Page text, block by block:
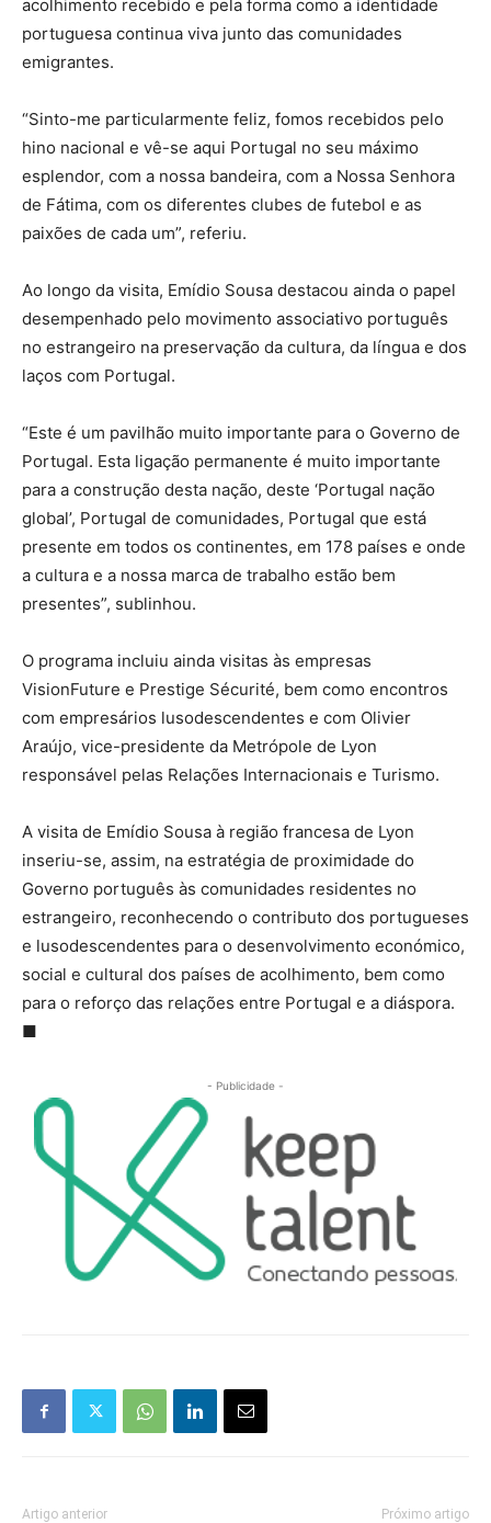
acolhimento recebido e pela forma como a identidade
portuguesa continua viva junto das comunidades
emigrantes.
“Sinto-me particularmente feliz, fomos recebidos pelo
hino nacional e vê-se aqui Portugal no seu máximo
esplendor, com a nossa bandeira, com a Nossa Senhora
de Fátima, com os diferentes clubes de futebol e as
paixões de cada um”, referiu.
Ao longo da visita, Emídio Sousa destacou ainda o papel
desempenhado pelo movimento associativo português
no estrangeiro na preservação da cultura, da língua e dos
laços com Portugal.
“Este é um pavilhão muito importante para o Governo de
Portugal. Esta ligação permanente é muito importante
para a construção desta nação, deste ‘Portugal nação
global’, Portugal de comunidades, Portugal que está
presente em todos os continentes, em 178 países e onde
a cultura e a nossa marca de trabalho estão bem
presentes”, sublinhou.
O programa incluiu ainda visitas às empresas
VisionFuture e Prestige Sécurité, bem como encontros
com empresários lusodescendentes e com Olivier
Araújo, vice-presidente da Metrópole de Lyon
responsável pelas Relações Internacionais e Turismo.
A visita de Emídio Sousa à região francesa de Lyon
inseriu-se, assim, na estratégia de proximidade do
Governo português às comunidades residentes no
estrangeiro, reconhecendo o contributo dos portugueses
e lusodescendentes para o desenvolvimento económico,
social e cultural dos países de acolhimento, bem como
para o reforço das relações entre Portugal e a diáspora.
■
- Publicidade -
Artigo anterior Próximo artigo